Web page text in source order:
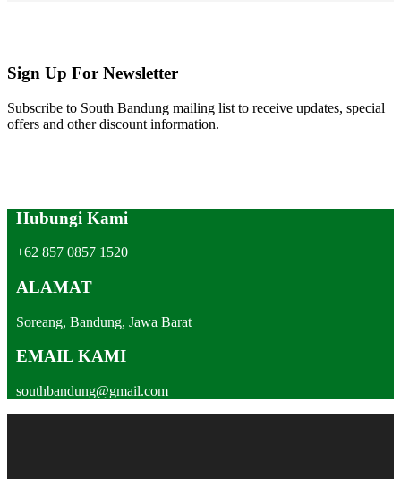
Sign Up For Newsletter
Subscribe to South Bandung mailing list to receive updates, special
offers and other discount information.
Hubungi Kami
+62 857 0857 1520
ALAMAT
Soreang, Bandung, Jawa Barat
EMAIL KAMI
southbandung@gmail.com